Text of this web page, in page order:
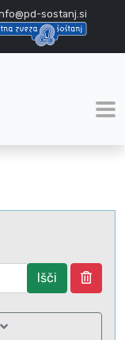
sostanj.si
Išči